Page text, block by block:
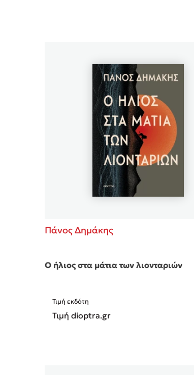
Mel Robbins
Η μέθοδος Αφήστε τους
Πάνος Δημάκης
Ο ήλιος στα μάτια των λιονταριών
Τιμή εκδότη
Τιμή dioptra.gr